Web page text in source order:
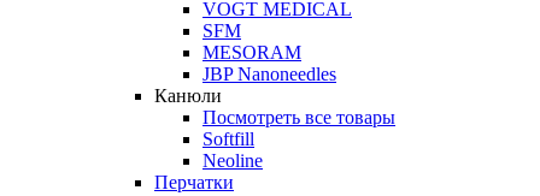
VOGT MEDICAL
SFM
MESORAM
JBP Nanoneedles
Канюли
Посмотреть все товары
Softfill
Neoline
Перчатки